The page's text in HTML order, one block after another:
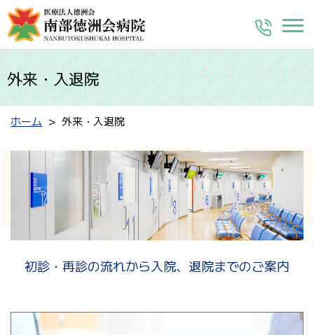
外来・入退院
ホーム 外来・入退院
初診・再診の流れから入院、退院までのご案内